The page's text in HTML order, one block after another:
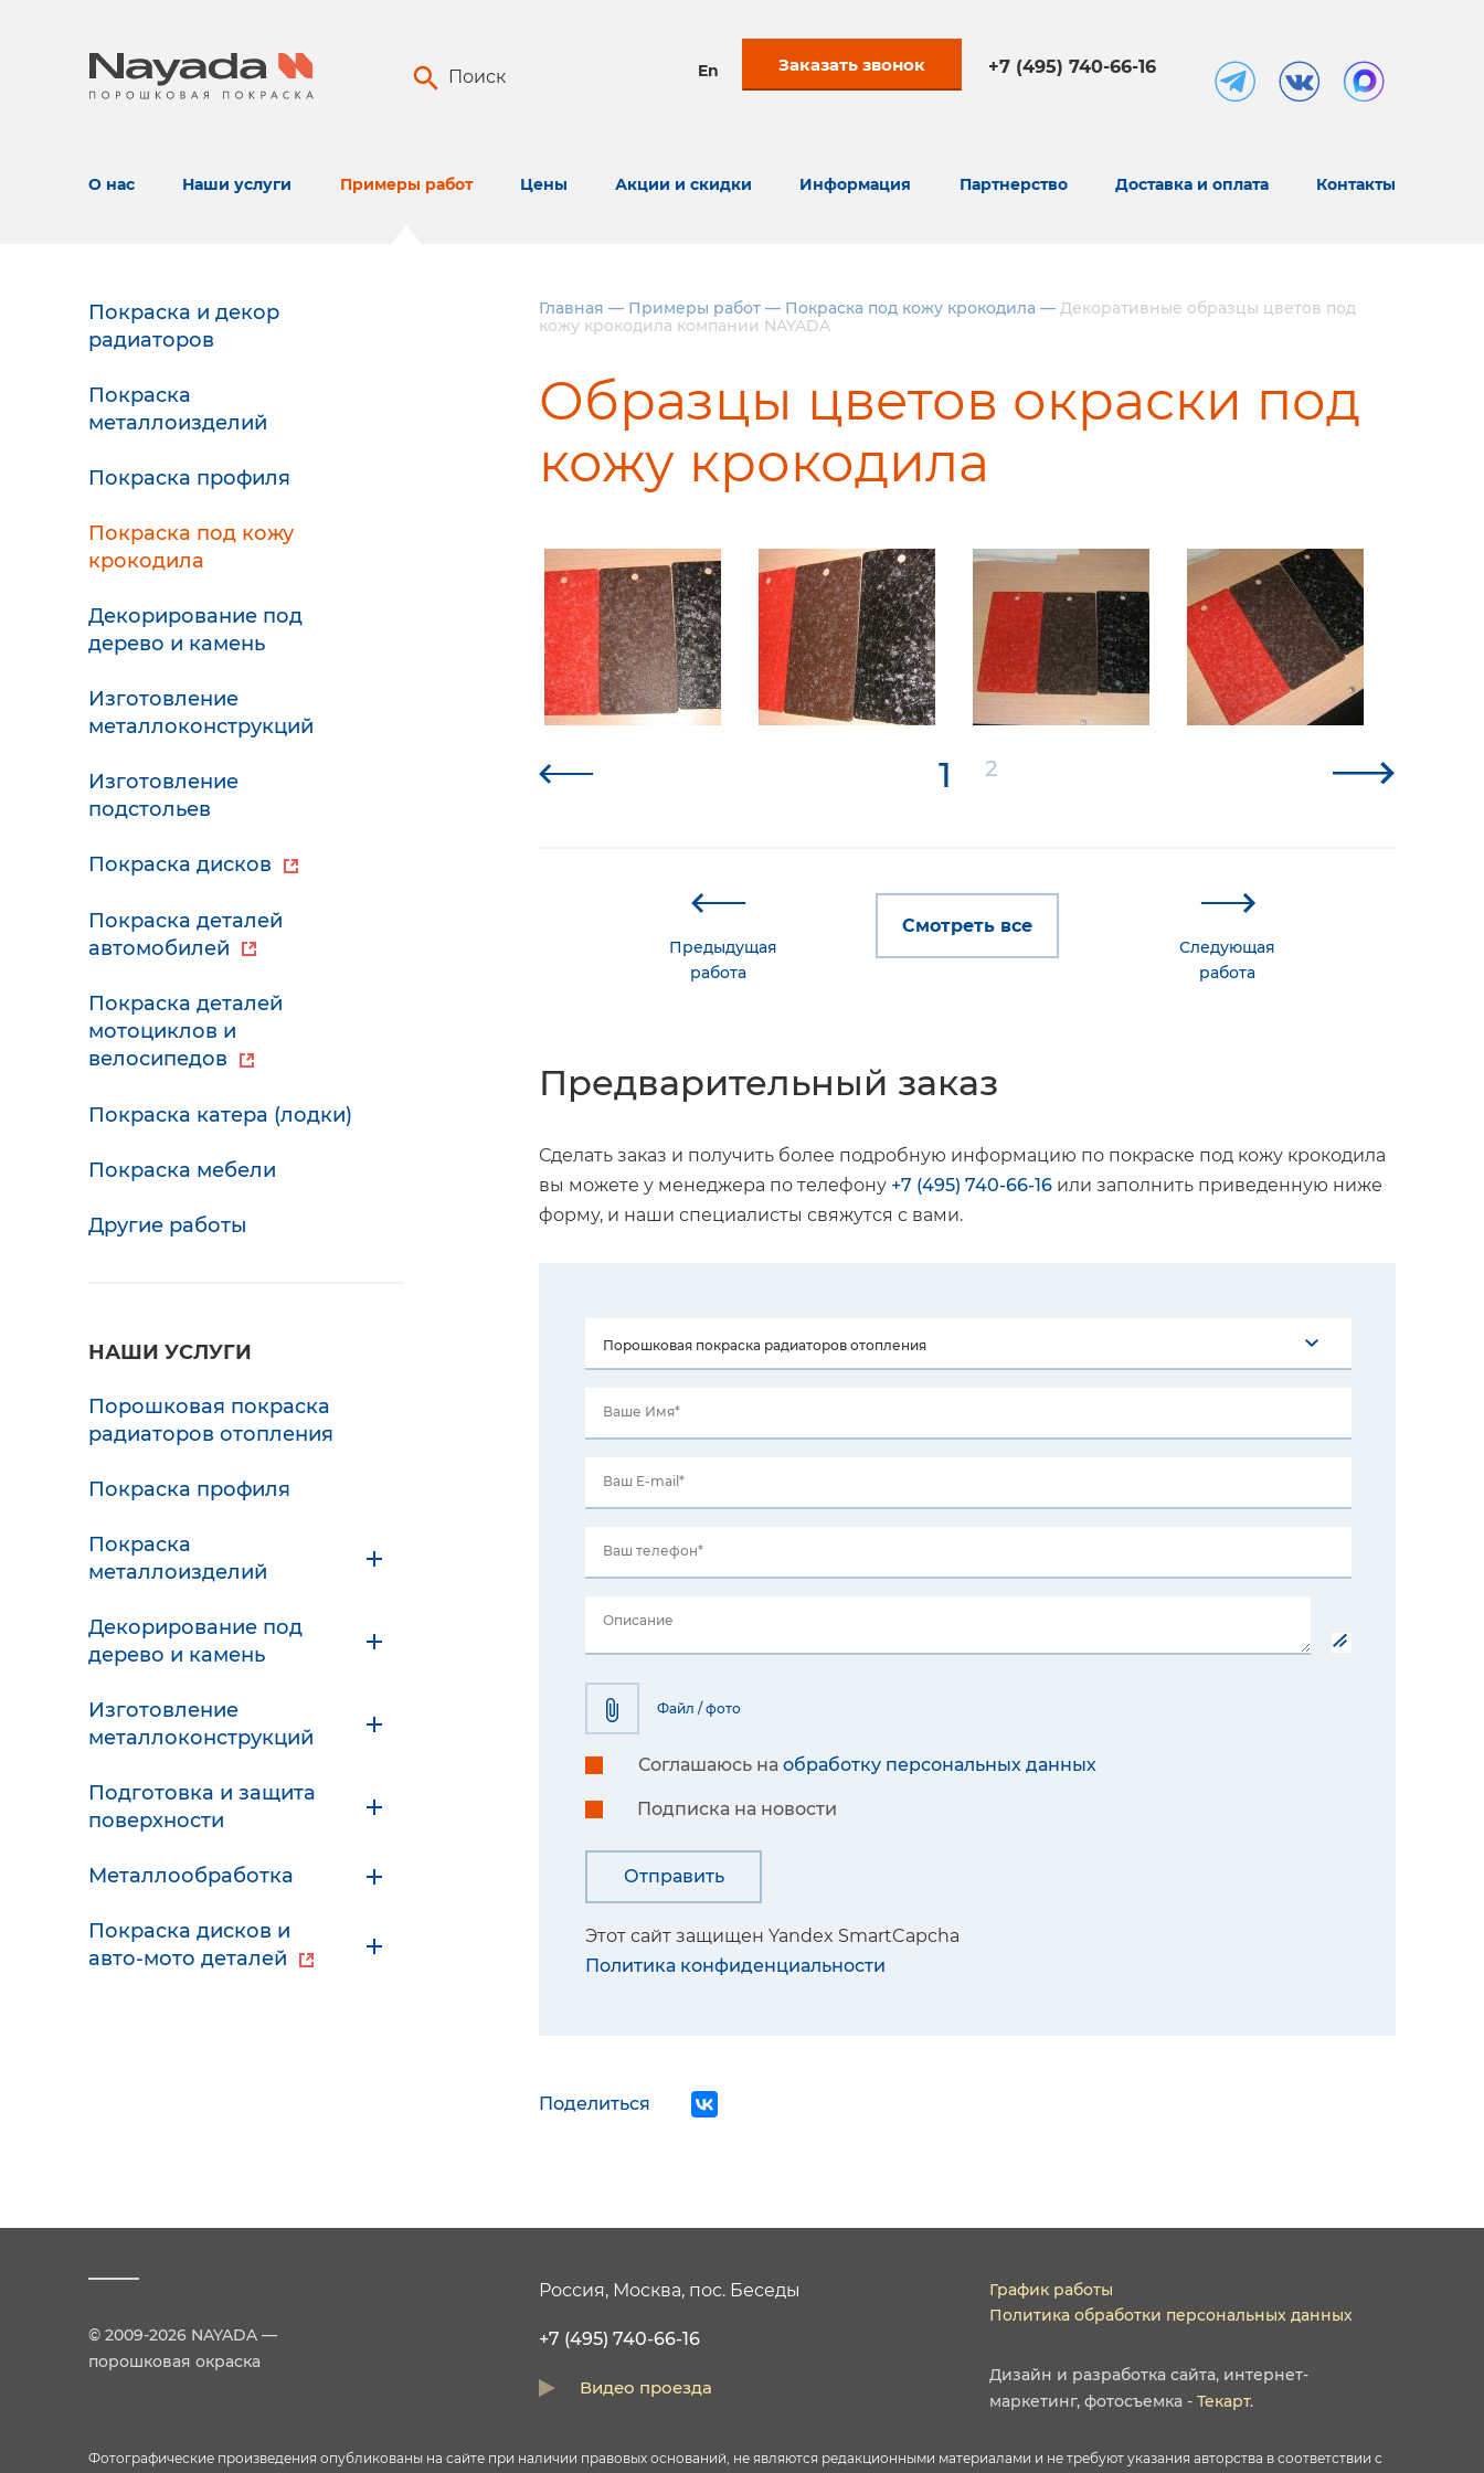
Поиск En Заказать звонок +7 (495) 740-66-16
О нас Наши услуги Примеры работ Цены Акции и скидки Информация Партнерство Доставка и оплата Контакты
Покраска и декор
радиаторов
Покраска
металлоизделий
Покраска профиля
Покраска под кожу
крокодила
Декорирование под
дерево и камень
Изготовление
металлоконструкций
Изготовление
подстольев
Покраска дисков
Покраска деталей
автомобилей
Покраска деталей
мотоциклов и
велосипедов
Покраска катера (лодки)
Покраска мебели
Другие работы
НАШИ УСЛУГИ
Порошковая покраска
радиаторов отопления
Покраска профиля
Покраска
металлоизделий
Декорирование под
дерево и камень
Изготовление
металлоконструкций
Подготовка и защита
поверхности
Металлообработка
Покраска дисков и
авто-мото деталей
Главная — Примеры работ — Покраска под кожу крокодила — Декоративные образцы цветов под
кожу крокодила компании NAYADA
Образцы цветов окраски под
кожу крокодила
1 2
Предыдущая
работа
Смотреть все
Следующая
работа
Предварительный заказ
Сделать заказ и получить более подробную информацию по покраске под кожу крокодила
вы можете у менеджера по телефону +7 (495) 740-66-16 или заполнить приведенную ниже
форму, и наши специалисты свяжутся с вами.
Ваше Имя*
Ваш E-mail*
Ваш телефон*
Описание
Файл / фото
Соглашаюсь на обработку персональных данных
Подписка на новости
Этот сайт защищен Yandex SmartCapcha
Политика конфиденциальности
Поделиться
© 2009-2026 NAYADA —
порошковая окраска
Россия, Москва, пос. Беседы
+7 (495) 740-66-16
Видео проезда
График работы
Политика обработки персональных данных
Дизайн и разработка сайта, интернет-
маркетинг, фотосъемка - Текарт.
Фотографические произведения опубликованы на сайте при наличии правовых оснований, не являются редакционными материалами и не требуют указания авторства в соответствии с